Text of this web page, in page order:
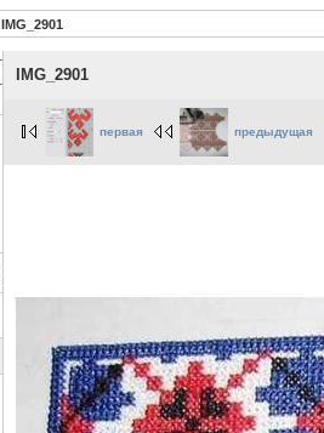
IMG_2901
IMG_2901
первая предыдущая